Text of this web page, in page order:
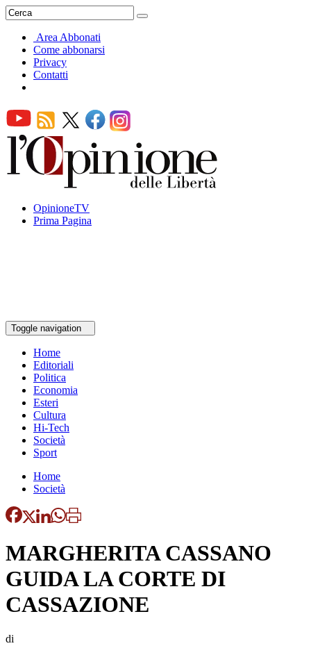
Area Abbonati
Come abbonarsi
Privacy
Contatti
OpinioneTV
Prima Pagina
Toggle navigation
Home
Editoriali
Politica
Economia
Esteri
Cultura
Hi-Tech
Società
Sport
Home
Società
MARGHERITA CASSANO
GUIDA LA CORTE DI
CASSAZIONE
di